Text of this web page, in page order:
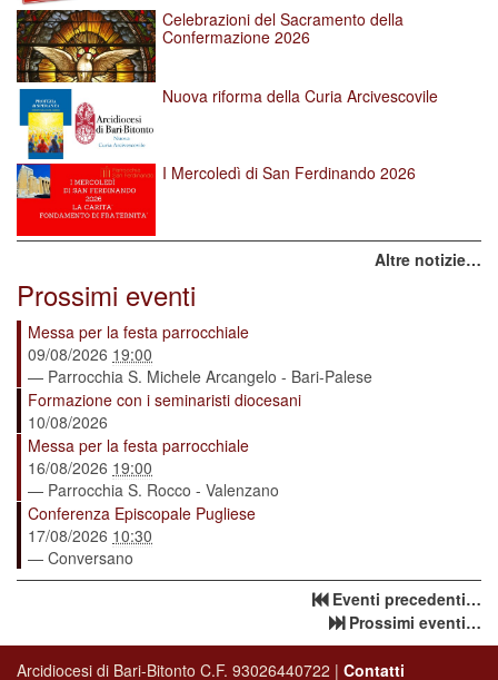
Celebrazioni del Sacramento della
Confermazione 2026
Nuova riforma della Curia Arcivescovile
I Mercoledì di San Ferdinando 2026
Altre notizie…
Prossimi eventi
Messa per la festa parrocchiale
09/08/2026 19:00
— Parrocchia S. Michele Arcangelo - Bari-Palese
Formazione con i seminaristi diocesani
10/08/2026
Messa per la festa parrocchiale
16/08/2026 19:00
— Parrocchia S. Rocco - Valenzano
Conferenza Episcopale Pugliese
17/08/2026 10:30
— Conversano
Eventi precedenti…
Prossimi eventi…
Arcidiocesi di Bari-Bitonto C.F. 93026440722 | Contatti